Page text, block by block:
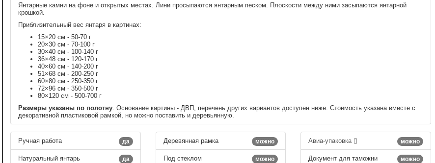
Янтарные камни на фоне и открытых местах. Лини просыпаются янтарным песком. Плоскости между ними засыпаются янтарной
крошкой.
Приблизительный вес янтаря в картинах:
15×20 см - 50-70 г
20×30 см - 70-100 г
30×40 см - 100-140 г
36×48 см - 120-170 г
40×60 см - 140-200 г
51×68 см - 200-250 г
60×80 см - 250-350 г
72×96 см - 350-500 г
80×120 см - 500-700 г
Размеры указаны по полотну . Основание картины - ДВП, перечень других вариантов доступен ниже. Стоимость указана вместе с
декоративной пластиковой рамкой, но можно поставить и деревьянную.
да
Ручная работа
да
Натуральный янтарь
можно
Деревянная рамка
можно
Под стеклом
можно
Авиа-упаковка
можно
Документ для таможни